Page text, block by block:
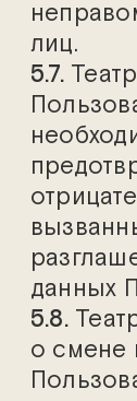
лиц.
5.7.
данных
5.8.
о смене